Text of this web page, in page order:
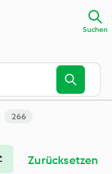
Suchen
266
Zurücksetzen